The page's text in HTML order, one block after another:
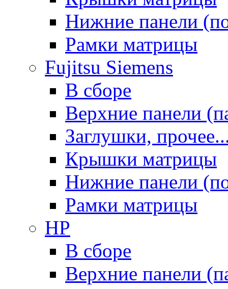
Нижние панели
Рамки матрицы
Fujitsu Siemens
В сборе
Верхние панели
Заглушки,
Крышки матрицы
Нижние панели
Рамки матрицы
HP
В сборе
Верхние панели